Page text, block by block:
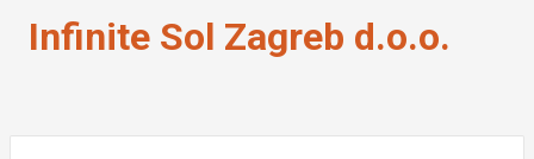
Infinite Sol Zagreb d.o.o.